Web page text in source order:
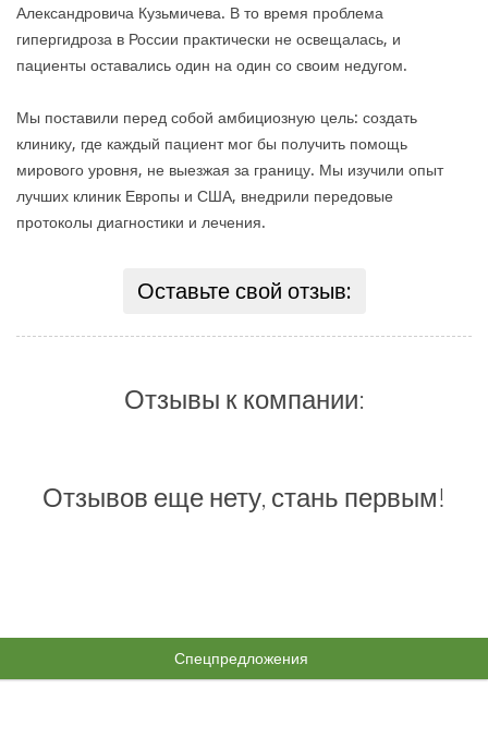
Александровича Кузьмичева. В то время проблема
гипергидроза в России практически не освещалась, и
пациенты оставались один на один со своим недугом.
Мы поставили перед собой амбициозную цель: создать
клинику, где каждый пациент мог бы получить помощь
мирового уровня, не выезжая за границу. Мы изучили опыт
лучших клиник Европы и США, внедрили передовые
протоколы диагностики и лечения.
Оставьте свой отзыв:
Отзывы к компании:
Отзывов еще нету, стань первым!
Спецпредложения